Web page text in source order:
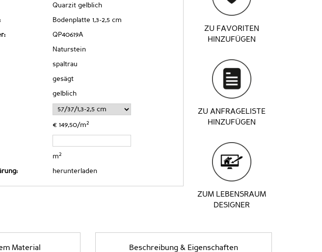
Quarzit gelblich
Bodenplatte 1,3-2,5 cm
QP40619A
Naturstein
spaltrau
gesägt
gelblich
€ 149,50/m2
m2
herunterladen
ZU FAVORITEN
HINZUFÜGEN
ZU ANFRAGELISTE
HINZUFÜGEN
ZUM LEBENSRAUM
DESIGNER
Material Beschreibung & Eigenschaften